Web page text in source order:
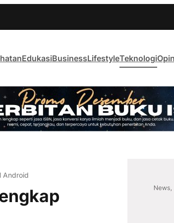
EdukasiBusinessLifestyleTeknologi
Android